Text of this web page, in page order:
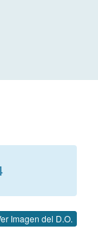
Imagen del D.O.